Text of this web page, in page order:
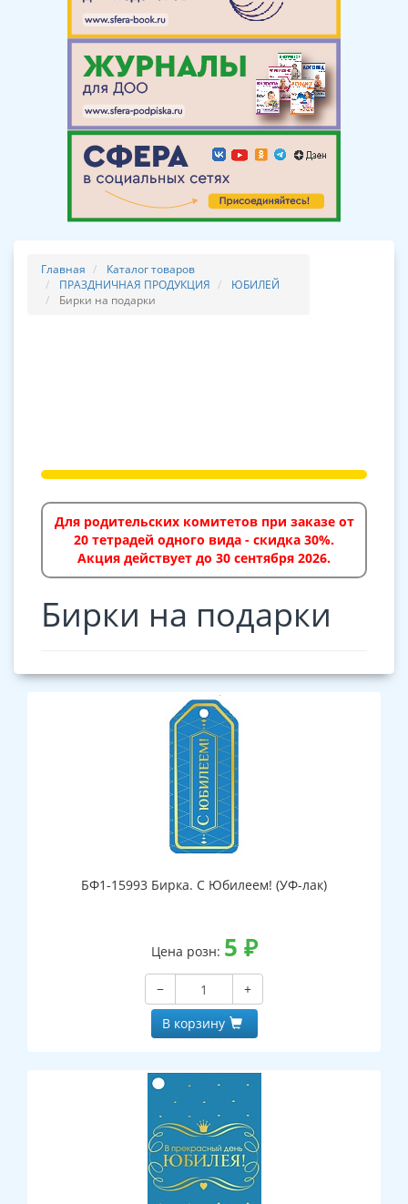
Главная
Каталог товаров
ПРАЗДНИЧНАЯ ПРОДУКЦИЯ
ЮБИЛЕЙ
Бирки на подарки
Для родительских комитетов при заказе от
20 тетрадей одного вида - скидка 30%.
Акция действует до 30 сентября 2026.
Бирки на подарки
БФ1-15993 Бирка. С Юбилеем! (УФ-лак)
Цена розн: 5 ₽
−
+
В корзину